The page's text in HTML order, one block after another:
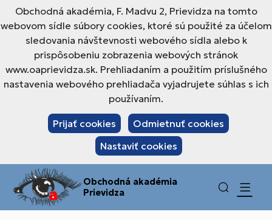
Obchodná akadémia, F. Madvu 2, Prievidza na tomto
webovom sídle súbory cookies, ktoré sú použité za účelom
sledovania návštevnosti webového sídla alebo k
prispôsobeniu zobrazenia webových stránok
www.oaprievidza.sk. Prehliadaním a použitím príslušného
nastavenia webového prehliadača vyjadrujete súhlas s ich
používaním.
Prijať cookies
Odmietnuť cookies
Nastaviť cookies
Obchodná akadémia
Prievidza